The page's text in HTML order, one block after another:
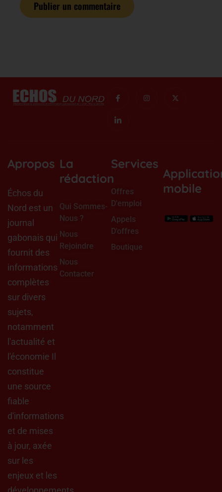
c
o
-
f
o
o
n
s
-
t
c
o
-
l
d
i
Apropos
Échos du
Nord est un
journal
gabonais qui
fournit des
informations
complètes
sur divers
sujets,
notamment
l'actualité et
l'économie Il
constitue
une source
fiable
d'informations
et de mises
à jour, axée
sur les
enjeux et les
La
rédaction
Qui Sommes-
Nous ?
Nous
Rejoindre
Nous
Contacter
Services
Offres
D'emploi
Appels
D'offres
Boutique
mobile